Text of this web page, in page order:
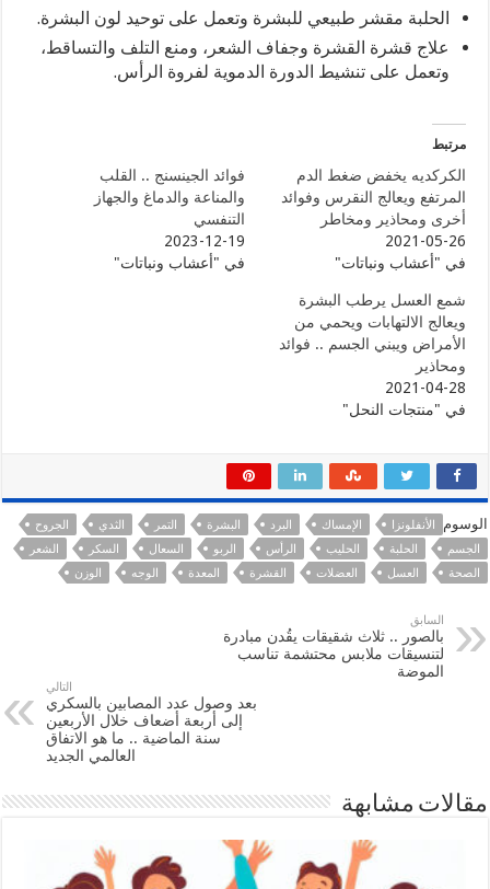
الحلبة مقشر طبيعي للبشرة وتعمل على توحيد لون البشرة.
علاج قشرة القشرة وجفاف الشعر، ومنع التلف والتساقط،
وتعمل على تنشيط الدورة الدموية لفروة الرأس.
مرتبط
الكركديه يخفض ضغط الدم
المرتفع ويعالج النقرس وفوائد
أخرى ومحاذير ومخاطر
2021-05-26
في "أعشاب ونباتات"
فوائد الجينسنج .. القلب
والمناعة والدماغ والجهاز
التنفسي
2023-12-19
في "أعشاب ونباتات"
شمع العسل يرطب البشرة
ويعالج الالتهابات ويحمي من
الأمراض ويبني الجسم .. فوائد
ومحاذير
2021-04-28
في "منتجات النحل"
الوسوم الأنفلونزا الإمساك البرد البشرة التمر الثدي
الجروح
الجسم
الحلبة الحليب الرأس الربو السعال السكر
الشعر
الصحة
العسل العضلات القشرة المعدة الوجه الوزن
السابق
بالصور .. ثلاث شقيقات يقُدن مبادرة
لتنسيقات ملابس محتشمة تناسب
الموضة
التالي
بعد وصول عدد المصابين بالسكري
إلى أربعة أضعاف خلال الأربعين
سنة الماضية .. ما هو الاتفاق
العالمي الجديد
مقالات مشابهة